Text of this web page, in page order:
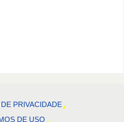
PRIVACIDADE
DE USO